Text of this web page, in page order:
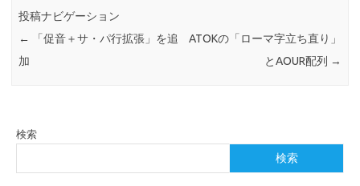
投稿ナビゲーション
←
「促音＋サ・パ行拡張」を追
加
ATOKの「ローマ字立ち直り」
とAOUR配列 →
検索
検索